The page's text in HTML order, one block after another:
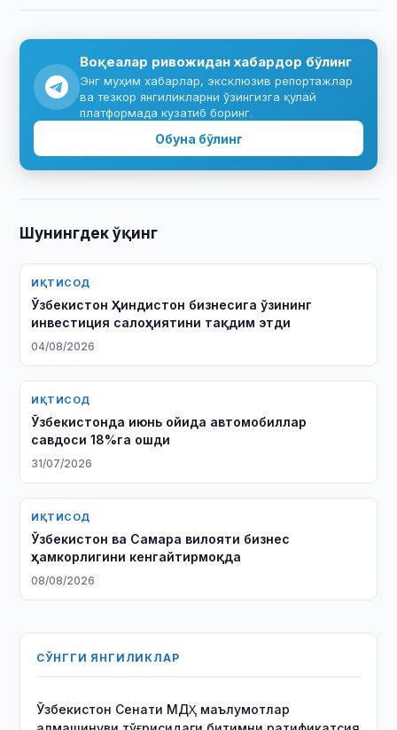
Воқеалар ривожидан хабардор бўлинг
Энг муҳим хабарлар, эксклюзив репортажлар
ва тезкор янгиликларни ўзингизга қулай
платформада кузатиб боринг.
Обуна бўлинг
Шунингдек ўқинг
ИҚТИСОД
Ўзбекистон Ҳиндистон бизнесига ўзининг
инвестиция салоҳиятини тақдим этди
04/08/2026
ИҚТИСОД
Ўзбекистонда июнь ойида автомобиллар
савдоси 18%га ошди
31/07/2026
ИҚТИСОД
Ўзбекистон ва Самара вилояти бизнес
ҳамкорлигини кенгайтирмоқда
08/08/2026
СЎНГГИ ЯНГИЛИКЛАР
Ўзбекистон Сенати МДҲ маълумотлар